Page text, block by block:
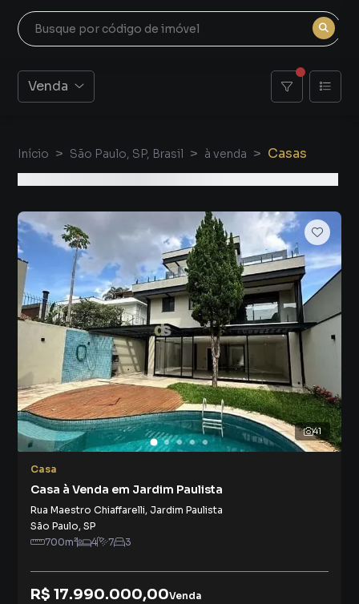
Venda
Início São Paulo, SP, Brasil à venda Casas
41
Casa
Casa à Venda em Jardim Paulista
Rua Maestro Chiaffarelli, Jardim Paulista
São Paulo, SP
700m² 4 7 3
R$ 17.990.000,00Venda